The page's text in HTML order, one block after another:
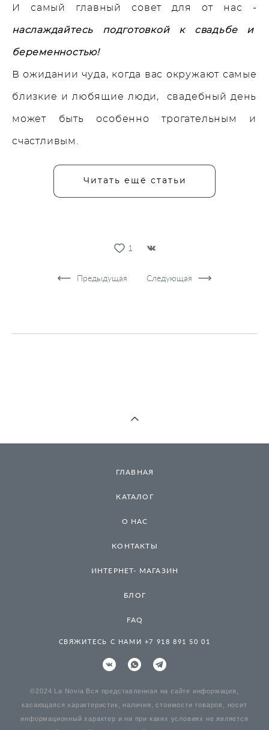
И самый главный совет для от нас -
наслаждайтесь подготовкой к свадьбе и
беременностью!
В ожидании чуда, когда вас окружают самые
близкие и любящие люди, свадебный день
может быть особенно трогательным и
счастливым.
Читать ещё статьи
1
Предыдущая Следующая
ГЛАВНАЯ
КАТАЛОГ
О НАС
КОНТАКТЫ
ИНТЕРНЕТ- МАГАЗИН
БЛОГ
FAQ
СВЯЖИТЕСЬ С НАМИ +7 918 891 50 01
©2024 La Novia Вся представленная на сайте информация,
касающаяся характеристик, наличия, стоимости товаров, носит
информационный характер и ни при каких условиях не является